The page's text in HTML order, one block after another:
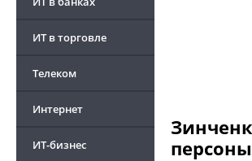
ИТ в торговле
Телеком
Интернет
ИТ-бизнес